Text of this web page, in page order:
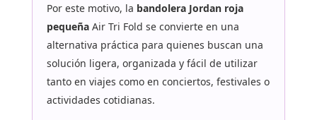
Por este motivo, la bandolera Jordan roja
pequeñaAir Tri Fold se convierte en una
alternativa práctica para quienes buscan una
solución ligera, organizada y fácil de utilizar
tanto en viajes como en conciertos, festivales o
actividades cotidianas.